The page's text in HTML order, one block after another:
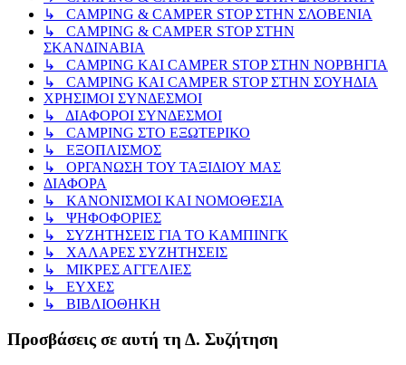
↳ CAMPING & CAMPER STOP ΣΤΗΝ ΣΛΟΒΕΝΙΑ
↳ CAMPING & CAMPER STOP ΣΤΗΝ
ΣΚΑΝΔΙΝΑΒΙΑ
↳ CAMPING KAI CAMPER STOP ΣΤΗΝ ΝΟΡΒΗΓΙΑ
↳ CAMPING KAI CAMPER STOP ΣΤΗΝ ΣΟΥΗΔΙΑ
ΧΡΗΣΙΜΟΙ ΣΥΝΔΕΣΜΟΙ
↳ ΔΙΑΦΟΡΟΙ ΣΥΝΔΕΣΜΟΙ
↳ CAMPING ΣΤΟ ΕΞΩΤΕΡΙΚΟ
↳ ΕΞΟΠΛΙΣΜΟΣ
↳ ΟΡΓΑΝΩΣΗ ΤΟΥ ΤΑΞΙΔΙΟΥ ΜΑΣ
ΔΙΑΦΟΡΑ
↳ ΚΑΝΟΝΙΣΜΟΙ ΚΑΙ ΝΟΜΟΘΕΣΙΑ
↳ ΨΗΦΟΦΟΡΙΕΣ
↳ ΣΥΖΗΤΗΣΕΙΣ ΓΙΑ ΤΟ ΚΑΜΠΙΝΓΚ
↳ ΧΑΛΑΡΕΣ ΣΥΖΗΤΗΣΕΙΣ
↳ ΜΙΚΡΕΣ ΑΓΓΕΛΙΕΣ
↳ ΕΥΧΕΣ
↳ ΒΙΒΛΙΟΘΗΚΗ
Προσβάσεις σε αυτή τη Δ. Συζήτηση